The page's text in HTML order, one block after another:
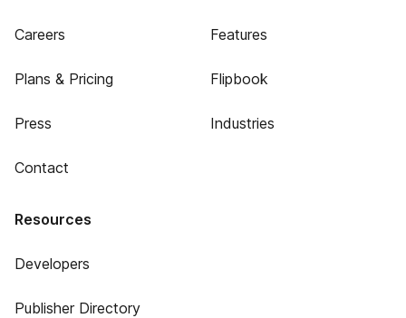
Careers
Plans & Pricing
Press
Contact
Features
Flipbook
Industries
Resources
Developers
Publisher Directory